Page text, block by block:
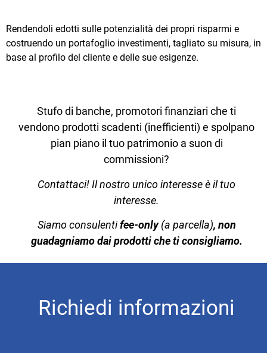
Rendendoli edotti sulle potenzialità dei propri risparmi e
costruendo un portafoglio investimenti, tagliato su misura, in
base al profilo del cliente e delle sue esigenze.
Stufo di banche, promotori finanziari che ti
vendono prodotti scadenti (inefficienti) e spolpano
pian piano il tuo patrimonio a suon di
commissioni?
Contattaci! Il nostro unico interesse è il tuo
interesse.
Siamo consulentifee-only(a parcella), non
guadagniamo dai prodotti che ti consigliamo.
Richiedi informazioni